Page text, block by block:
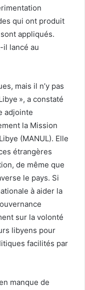
qui ont produit
appliqués.
il lancé au
mais il n’y pas
», a constaté
adjointe
la Mission
(MANUL). Elle
étrangères
de même que
le pays. Si
à aider la
sur la volonté
libyens pour
facilités par
manque de